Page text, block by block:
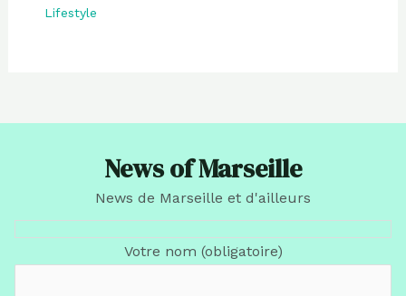
Lifestyle
News of Marseille
News de Marseille et d'ailleurs
Votre nom (obligatoire)